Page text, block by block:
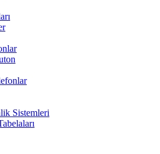
Sistemleri